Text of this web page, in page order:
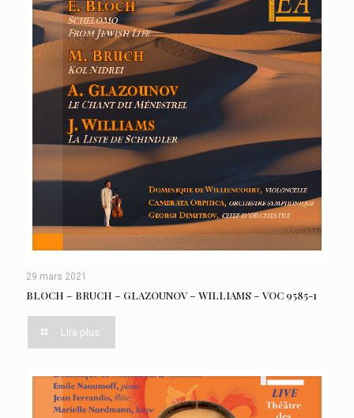
29 mars 2021
BLOCH – BRUCH – GLAZOUNOV – WILLIAMS – VOC 9585-1
Lire plus